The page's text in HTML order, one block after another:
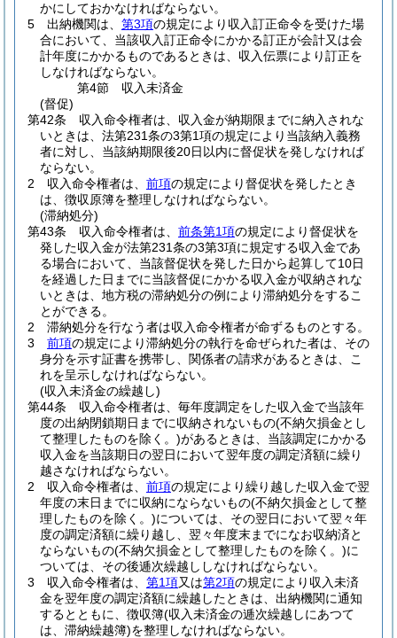
かにしておかなければならない。
5
出納機関は、 第3項の規定により収入訂正命令を受けた場
合において、当該収入訂正命令にかかる訂正が会計又は会
計年度にかかるものであるときは、収入伝票により訂正を
しなければならない。
第4節
収入未済金
(督促)
第42条
収入命令権者は、収入金が納期限までに納入されな
いときは、法第231条の3第1項の規定により当該納入義務
者に対し、当該納期限後20日以内に督促状を発しなければ
ならない。
2
収入命令権者は、 前項の規定により督促状を発したとき
は、徴収原簿を整理しなければならない。
(滞納処分)
第43条
収入命令権者は、 前条第1項の規定により督促状を
発した収入金が法第231条の3第3項に規定する収入金であ
る場合において、当該督促状を発した日から起算して10日
を経過した日までに当該督促にかかる収入金が収納されな
いときは、地方税の滞納処分の例により滞納処分をするこ
とができる。
2
滞納処分を行なう者は収入命令権者が命ずるものとする。
3
前項の規定により滞納処分の執行を命ぜられた者は、その
身分を示す証書を携帯し、関係者の請求があるときは、こ
れを呈示しなければならない。
(収入未済金の繰越し)
第44条
収入命令権者は、毎年度調定をした収入金で当該年
度の出納閉鎖期日までに収納されないもの(不納欠損金とし
て整理したものを除く。)があるときは、当該調定にかかる
収入金を当該期日の翌日において翌年度の調定済額に繰り
越さなければならない。
2
収入命令権者は、 前項の規定により繰り越した収入金で翌
年度の末日までに収納にならないもの(不納欠損金として整
理したものを除く。)については、その翌日において翌々年
度の調定済額に繰り越し、翌々年度末までになお収納済と
ならないもの(不納欠損金として整理したものを除く。)に
ついては、その後逓次繰越ししなければならない。
3
収入命令権者は、 第1項又は第2項の規定により収入未済
金を翌年度の調定済額に繰越したときは、出納機関に通知
するとともに、徴収簿(収入未済金の逓次繰越しにあつて
は、滞納繰越簿)を整理しなければならない。